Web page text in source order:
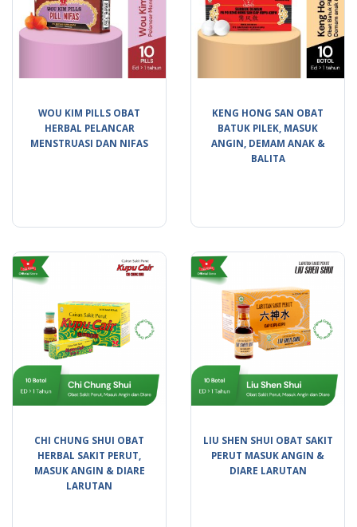
WOU KIM PILLS OBAT
HERBAL PELANCAR
MENSTRUASI DAN NIFAS
KENG HONG SAN OBAT
BATUK PILEK, MASUK
ANGIN, DEMAM ANAK &
BALITA
CHI CHUNG SHUI OBAT
HERBAL SAKIT PERUT,
MASUK ANGIN & DIARE
LARUTAN
LIU SHEN SHUI OBAT SAKIT
PERUT MASUK ANGIN &
DIARE LARUTAN